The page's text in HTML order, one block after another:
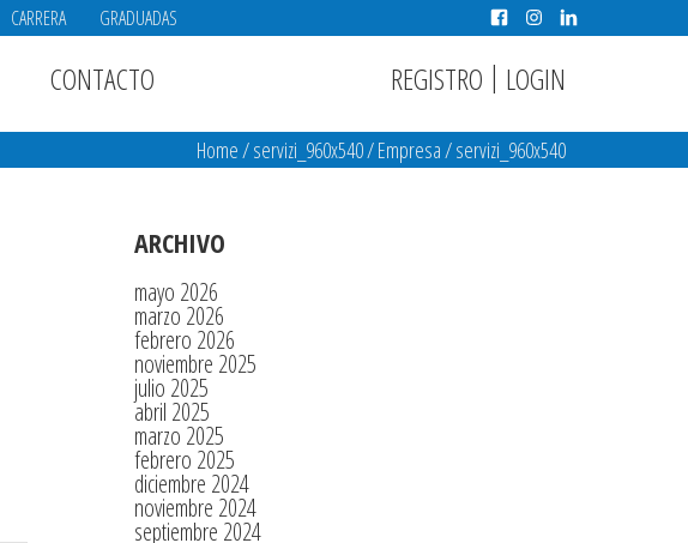
CARRERA GRADUADAS
CONTACTO REGISTRO | LOGIN
Home/servizi_960x540/Empresa/servizi_960x540
ARCHIVO
mayo 2026
marzo 2026
febrero 2026
noviembre 2025
julio 2025
abril 2025
marzo 2025
febrero 2025
diciembre 2024
noviembre 2024
septiembre 2024